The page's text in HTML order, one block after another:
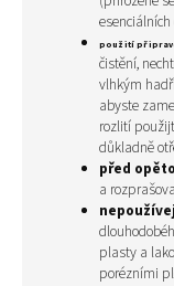
použití
čistění,
vlhkým
abyste
rozlití
důkladně
před
a
plasty a
porézními